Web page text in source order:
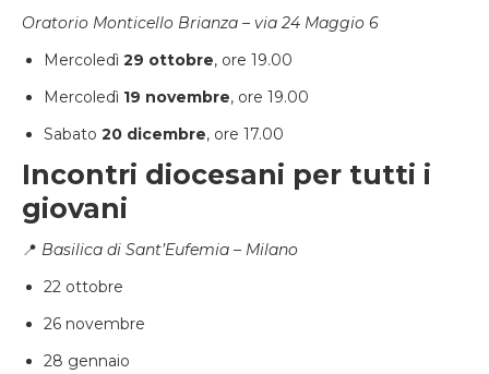
Oratorio Monticello Brianza – via 24 Maggio 6
Mercoledì 29 ottobre, ore 19.00
Mercoledì 19 novembre, ore 19.00
Sabato 20 dicembre, ore 17.00
Incontri diocesani per tutti i
giovani
📍 Basilica di Sant’Eufemia – Milano
22 ottobre
26 novembre
28 gennaio